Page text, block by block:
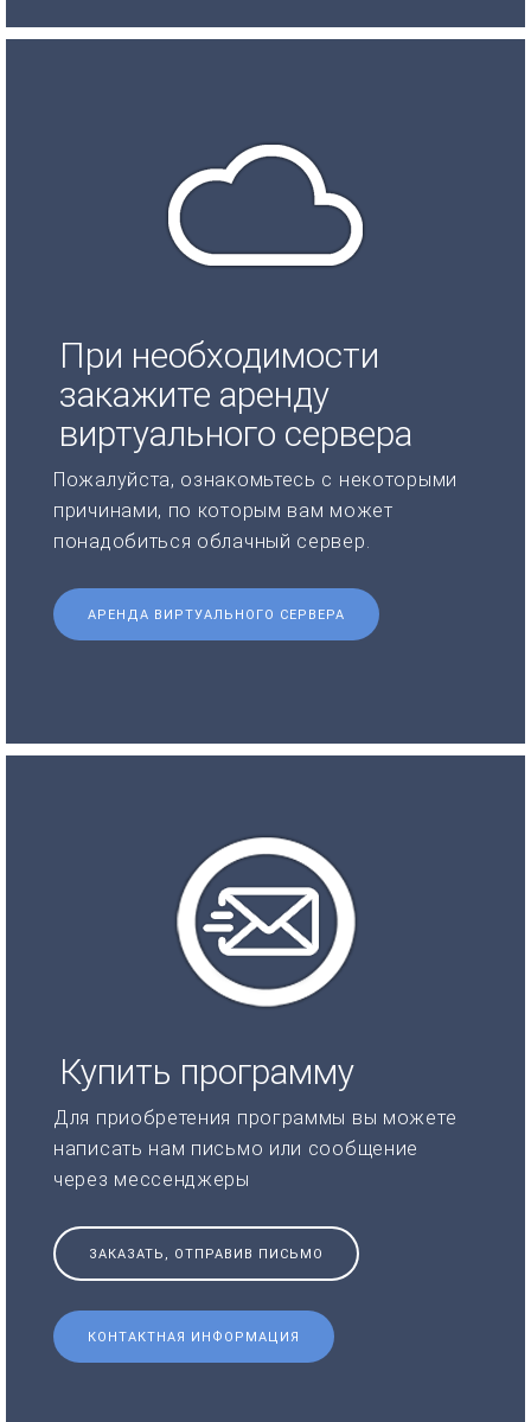
При необходимости
закажите аренду
виртуального сервера
Пожалуйста, ознакомьтесь с некоторыми
причинами, по которым вам может
понадобиться облачный сервер.
АРЕНДА ВИРТУАЛЬНОГО СЕРВЕРА
Купить программу
Для приобретения программы вы можете
написать нам письмо или сообщение
через мессенджеры
ЗАКАЗАТЬ, ОТПРАВИВ ПИСЬМО
КОНТАКТНАЯ ИНФОРМАЦИЯ